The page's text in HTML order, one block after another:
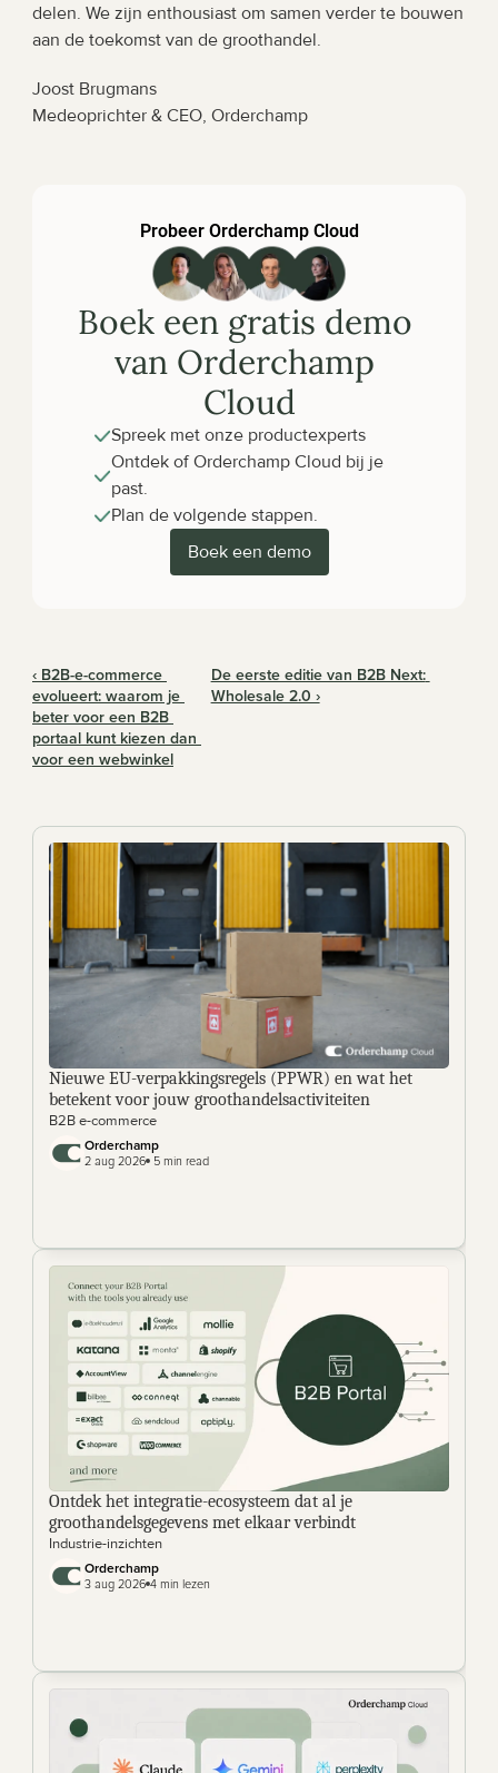
delen. We zijn enthousiast om samen verder te bouwen
aan de toekomst van de groothandel.
Joost Brugmans
Medeoprichter & CEO, Orderchamp
Probeer Orderchamp Cloud
Boek een gratis demo
van Orderchamp
Cloud
Spreek met onze productexperts
Ontdek of Orderchamp Cloud bij je
past.
Plan de volgende stappen.
Boek een demo
‹ B2B-e-commerce
evolueert: waarom je
beter voor een B2B
portaal kunt kiezen dan
voor een webwinkel
De eerste editie van B2B Next:
Wholesale 2.0 ›
Nieuwe EU-verpakkingsregels (PPWR) en wat het
betekent voor jouw groothandelsactiviteiten
B2B e-commerce
Orderchamp
2 aug 2026 5 min read
Ontdek het integratie-ecosysteem dat al je
groothandelsgegevens met elkaar verbindt
Industrie-inzichten
Orderchamp
3 aug 2026 4 min lezen